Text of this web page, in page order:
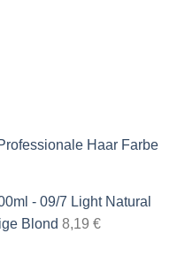
Haar Farbe
- 09/7 Light Natural
Blond 8,19 €